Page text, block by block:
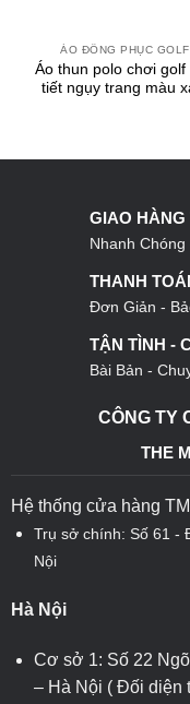
ÁO ĐỒNG PHỤC GOLF
Áo thun polo chơi golf
tiết ngụy trang màu
GIAO HÀNG
Nhanh Chóng
THANH
Đơn Giản -
TẬN TÌNH -
Bài Bản -
CÔNG TY
THE
Hệ thống cửa hàng
Trụ sở chính: Số 61 -
Nội
Hà Nội
Cơ sở 1: Số 22
– Hà Nội ( Đối diện